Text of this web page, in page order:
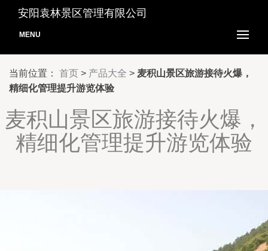
安阳袁林景区管理有限公司
MENU
当前位置： 首页 > 产品大全 > 麦积山景区旅游接待火爆，
精细化管理提升游览体验
麦积山景区旅游接待火爆，
精细化管理提升游览体验